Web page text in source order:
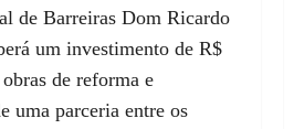
de Barreiras Dom Ricardo
um investimento de R$
de reforma e
uma parceria entre os